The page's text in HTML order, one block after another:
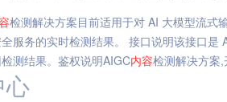
检测解决方案目前适用于对 AI 大模型流式
服务的实时检测结果。 接口说明该接口是
测结果。鉴权说明AIGC内容检测解决方案
心